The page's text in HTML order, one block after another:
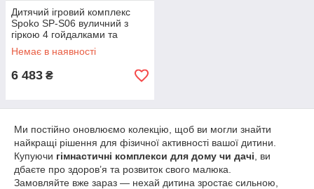
Дитячий ігровий комплекс
Spoko SP-S06 вуличний з
гіркою 4 гойдалками та
балансиром синьо-зелений
42401004
Немає в наявності
6 483 ₴
Ми постійно оновлюємо колекцію, щоб ви могли знайти
найкращі рішення для фізичної активності вашої дитини.
Купуючи гімнастичні комплекси для дому чи дачі , ви
дбаєте про здоров’я та розвиток свого малюка.
Замовляйте вже зараз — нехай дитина зростає сильною,